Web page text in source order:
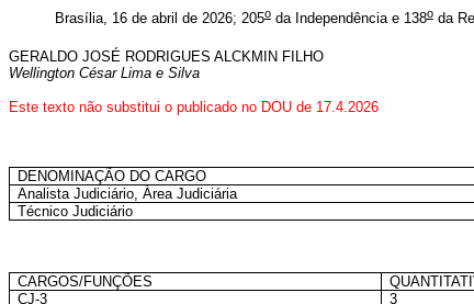
Brasília, 16 de abril de 2026; 205oda Independência e 138oda
GERALDO JOSÉ RODRIGUES ALCKMIN FILHO
Wellington César Lima e Silva
Este texto não substitui o publicado no DOU de 17.4.2026
DENOMINAÇÃO DO CARGO
Analista Judiciário, Área Judiciária
Técnico Judiciário
CARGOS/FUNÇÕES
CJ-3
3